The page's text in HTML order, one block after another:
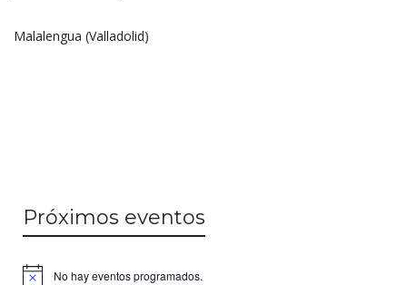
Malalengua (Valladolid)
Próximos eventos
No hay eventos programados.